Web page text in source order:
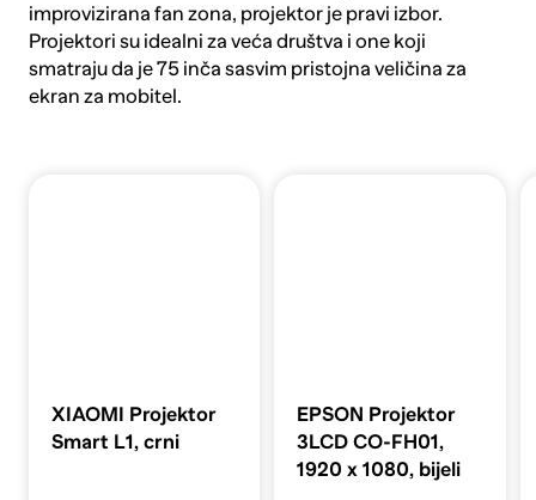
improvizirana fan zona, projektor je pravi izbor.
Projektori su idealni za veća društva i one koji
smatraju da je 75 inča sasvim pristojna veličina za
ekran za mobitel.
XIAOMI Projektor
Smart L1, crni
EPSON Projektor
3LCD CO-FH01,
1920 x 1080, bijeli